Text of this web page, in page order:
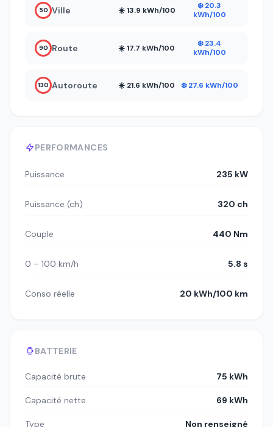
PERFORMANCES
Puissance 235 kW
Puissance (ch) 320 ch
Couple 440 Nm
0 – 100 km/h 5.8 s
Conso réelle 20 kWh/100 km
BATTERIE
Capacité brute 75 kWh
Capacité nette 69 kWh
Type Non renseigné
50 Ville ☀️ 13.9 kWh/100
❄️ 20.3
kWh/100
90 Route ☀️ 17.7 kWh/100
❄️ 23.4
kWh/100
130 Autoroute ☀️ 21.6 kWh/100 ❄️ 27.6 kWh/100